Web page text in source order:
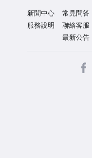
新聞中心
服務說明
常見問答
聯絡客服
最新公告